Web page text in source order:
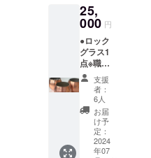
ルな音
を聴
き、金
属の素
材を感
じてい
ただけ
る、見
て、聴
いて、
感じて
いただ
ける商
すの
で、ご
希望の
日時が
決まり
ました
ら問い
合わせ
フォー
ムから
ご連絡
くださ
い。 そ
た。冷
たい
などの
お飲み
物を注
ぎ、指
や手の
ひらで
ヒンヤ
リとし
た触感
をお楽
の工場
でモノ
につい
て学び
ます。
工場で
は地場
産業や
工場の
リアル
を経営
者自ら
回目は
オンラ
インで
伝統技
術と商
品企画
の基
本、ア
イディ
ア発想
法を
ワーク
を通し
て学び
25,
000 円
●ロック
グラス1
点※職人
の実演
付き 商
品名：
【GUR
A(グ
ラ)】 職
人実演
付きの
支援
者：
6人
お届
け予
定：
2024
年07